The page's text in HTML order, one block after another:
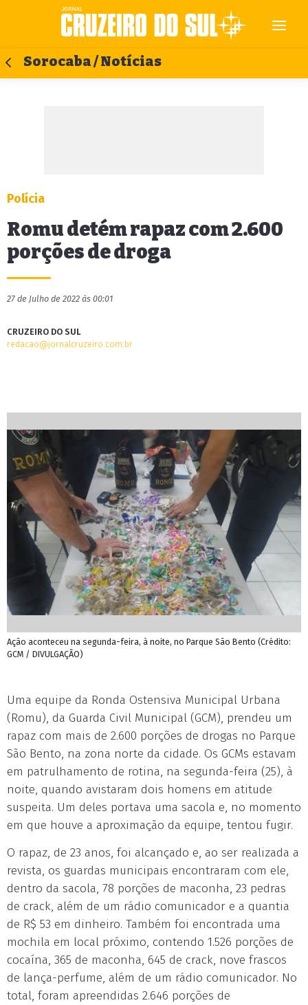
Sorocaba / Notícias
Polícia
Romu detém rapaz com 2.600
porções de droga
27 de Julho de 2022 às 00:01
CRUZEIRO DO SUL
redacao@jornalcruzeiro.com.br
Ação aconteceu na segunda-feira, à noite, no Parque São Bento (Crédito:
GCM / DIVULGAÇÃO)
Uma equipe da Ronda Ostensiva Municipal Urbana
(Romu), da Guarda Civil Municipal (GCM), prendeu um
rapaz com mais de 2.600 porções de drogas no Parque
São Bento, na zona norte da cidade. Os GCMs estavam
em patrulhamento de rotina, na segunda-feira (25), à
noite, quando avistaram dois homens em atitude
suspeita. Um deles portava uma sacola e, no momento
em que houve a aproximação da equipe, tentou fugir.
O rapaz, de 23 anos, foi alcançado e, ao ser realizada a
revista, os guardas municipais encontraram com ele,
dentro da sacola, 78 porções de maconha, 23 pedras
de crack, além de um rádio comunicador e a quantia
de R$ 53 em dinheiro. Também foi encontrada uma
mochila em local próximo, contendo 1.526 porções de
cocaína, 365 de maconha, 645 de crack, nove frascos
de lança-perfume, além de um rádio comunicador. No
total, foram apreendidas 2.646 porções de